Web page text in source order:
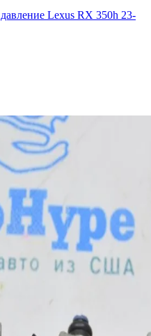
Lexus RX 350h 23-